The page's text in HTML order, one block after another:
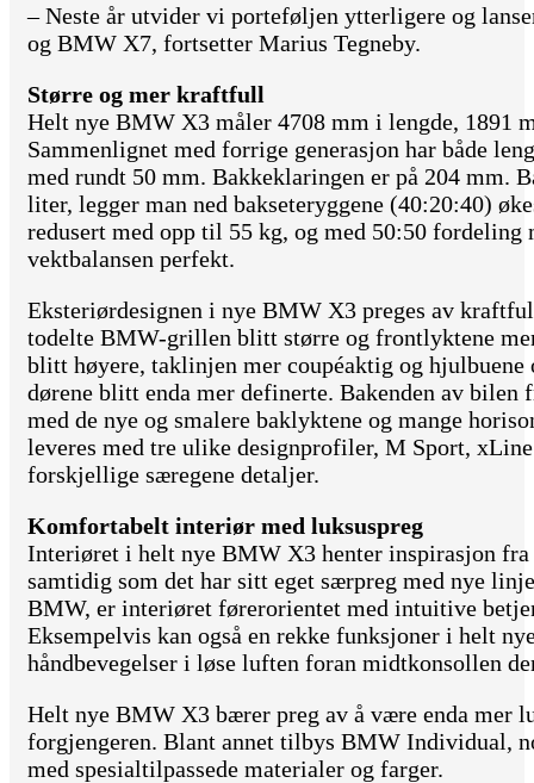
– Neste år utvider vi porteføljen ytterligere og
og BMW X7, fortsetter Marius Tegneby.
Større og mer kraftfull
Helt nye BMW X3 måler 4708 mm i lengde, 1891
Sammenlignet med forrige generasjon har både
med rundt 50 mm. Bakkeklaringen er på 204 mm.
liter, legger man ned bakseteryggene (40:20:40)
redusert med opp til 55 kg, og med 50:50 fordeling
vektbalansen perfekt.
Eksteriørdesignen i nye BMW X3 preges av
todelte BMW-grillen blitt større og frontlyktene
blitt høyere, taklinjen mer coupéaktig og
dørene blitt enda mer definerte. Bakenden av bilen
med de nye og smalere baklyktene og mange
leveres med tre ulike designprofiler, M Sport,
forskjellige særegene detaljer.
Komfortabelt interiør med luksuspreg
Interiøret i helt nye BMW X3 henter inspirasjon
samtidig som det har sitt eget særpreg med nye
BMW, er interiøret førerorientet med intuitive
Eksempelvis kan også en rekke funksjoner i helt
håndbevegelser i løse luften foran midtkonsollen
Helt nye BMW X3 bærer preg av å være enda mer
forgjengeren. Blant annet tilbys BMW Individual,
med spesialtilpassede materialer og farger.